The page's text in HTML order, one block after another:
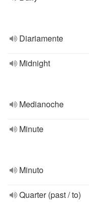
Diariamente
Midnight
Medianoche
Minute
Minuto
Quarter (past / to)